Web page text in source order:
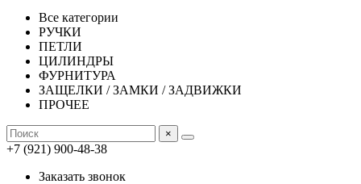
Все категории
РУЧКИ
ПЕТЛИ
ЦИЛИНДРЫ
ФУРНИТУРА
ЗАЩЕЛКИ / ЗАМКИ / ЗАДВИЖКИ
ПРОЧЕЕ
×
+7 (921) 900-48-38
Заказать звонок